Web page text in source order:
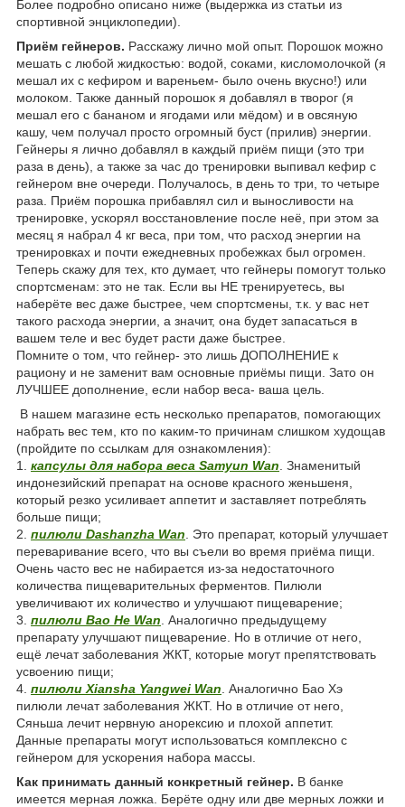
Более подробно описано ниже (выдержка из статьи из
спортивной энциклопедии).
Приём гейнеров. Расскажу лично мой опыт. Порошок можно
мешать с любой жидкостью: водой, соками, кисломолочкой (я
мешал их с кефиром и вареньем- было очень вкусно!) или
молоком. Также данный порошок я добавлял в творог (я
мешал его с бананом и ягодами или мёдом) и в овсяную
кашу, чем получал просто огромный буст (прилив) энергии.
Гейнеры я лично добавлял в каждый приём пищи (это три
раза в день), а также за час до тренировки выпивал кефир с
гейнером вне очереди. Получалось, в день то три, то четыре
раза. Приём порошка прибавлял сил и выносливости на
тренировке, ускорял восстановление после неё, при этом за
месяц я набрал 4 кг веса, при том, что расход энергии на
тренировках и почти ежедневных пробежках был огромен.
Теперь скажу для тех, кто думает, что гейнеры помогут только
спортсменам: это не так. Если вы НЕ тренируетесь, вы
наберёте вес даже быстрее, чем спортсмены, т.к. у вас нет
такого расхода энергии, а значит, она будет запасаться в
вашем теле и вес будет расти даже быстрее.
Помните о том, что гейнер- это лишь ДОПОЛНЕНИЕ к
рациону и не заменит вам основные приёмы пищи. Зато он
ЛУЧШЕЕ дополнение, если набор веса- ваша цель.
В нашем магазине есть несколько препаратов, помогающих
набрать вес тем, кто по каким-то причинам слишком худощав
(пройдите по ссылкам для ознакомления):
1. капсулы для набора веса Samyun Wan . Знаменитый
индонезийский препарат на основе красного женьшеня,
который резко усиливает аппетит и заставляет потреблять
больше пищи;
2. пилюли Dashanzha Wan . Это препарат, который улучшает
переваривание всего, что вы съели во время приёма пищи.
Очень часто вес не набирается из-за недостаточного
количества пищеварительных ферментов. Пилюли
увеличивают их количество и улучшают пищеварение;
3. пилюли Bao He Wan . Аналогично предыдущему
препарату улучшают пищеварение. Но в отличие от него,
ещё лечат заболевания ЖКТ, которые могут препятствовать
усвоению пищи;
4. пилюли Xiansha Yangwei Wan . Аналогично Бао Хэ
пилюли лечат заболевания ЖКТ. Но в отличие от него,
Сяньша лечит нервную анорексию и плохой аппетит.
Данные препараты могут использоваться комплексно с
гейнером для ускорения набора массы.
Как принимать данный конкретный гейнер. В банке
имеется мерная ложка. Берёте одну или две мерных ложки и